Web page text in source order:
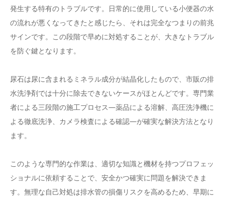
発生する特有のトラブルです。日常的に使用している小便器の水
の流れが悪くなってきたと感じたら、それは完全なつまりの前兆
サインです。この段階で早めに対処することが、大きなトラブル
を防ぐ鍵となります。
尿石は尿に含まれるミネラル成分が結晶化したもので、市販の排
水洗浄剤では十分に除去できないケースがほとんどです。専門業
者による三段階の施工プロセス—薬品による溶解、高圧洗浄機に
よる徹底洗浄、カメラ検査による確認—が確実な解決方法となり
ます。
このような専門的な作業は、適切な知識と機材を持つプロフェッ
ショナルに依頼することで、安全かつ確実に問題を解決できま
す。無理な自己対処は排水管の損傷リスクを高めるため、早期に